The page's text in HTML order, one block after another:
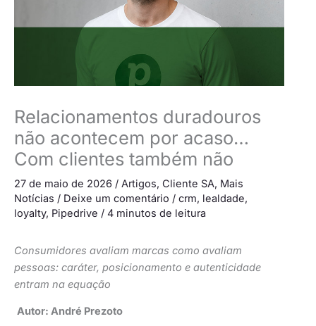
Relacionamentos duradouros
não acontecem por acaso…
Com clientes também não
27 de maio de 2026 / Artigos, Cliente SA, Mais
Notícias / Deixe um comentário / crm, lealdade,
loyalty, Pipedrive / 4 minutos de leitura
Consumidores avaliam marcas como avaliam
pessoas: caráter, posicionamento e autenticidade
entram na equação
Autor: André Prezoto